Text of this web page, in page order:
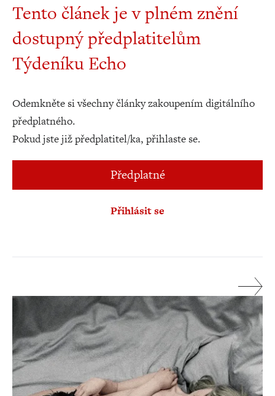
Tento článek je v plném znění
dostupný předplatitelům
Týdeníku Echo
Odemkněte si všechny články zakoupením digitálního
předplatného.
Pokud jste již předplatitel/ka, přihlaste se.
Předplatné
Přihlásit se